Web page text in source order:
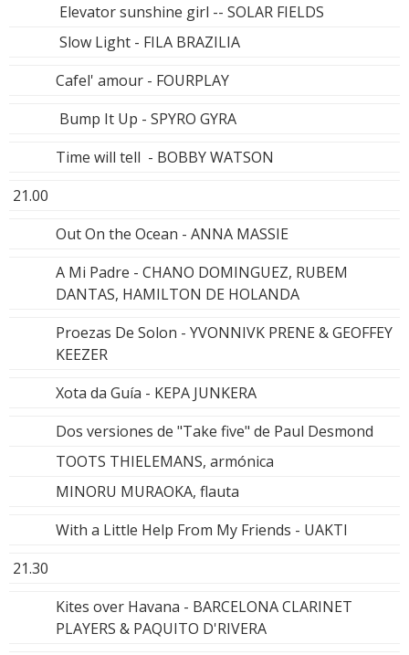
Elevator sunshine girl -- SOLAR FIELDS
Slow Light - FILA BRAZILIA
Cafel' amour - FOURPLAY
Bump It Up - SPYRO GYRA
Time will tell - BOBBY WATSON
21.00
Out On the Ocean - ANNA MASSIE
A Mi Padre - CHANO DOMINGUEZ, RUBEM
DANTAS, HAMILTON DE HOLANDA
Proezas De Solon - YVONNIVK PRENE & GEOFFEY
KEEZER
Xota da Guía - KEPA JUNKERA
Dos versiones de "Take five" de Paul Desmond
TOOTS THIELEMANS, armónica
MINORU MURAOKA, flauta
With a Little Help From My Friends - UAKTI
21.30
Kites over Havana - BARCELONA CLARINET
PLAYERS & PAQUITO D'RIVERA